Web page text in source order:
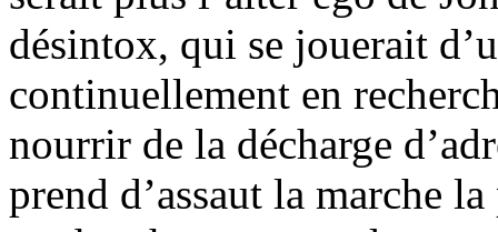
désintox, qui se jouerait
continuellement en
nourrir de la décharge
prend d’assaut la marche